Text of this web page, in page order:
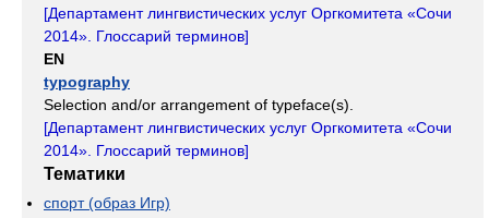
[Департамент лингвистических услуг Оргкомитета «Сочи
2014». Глоссарий терминов]
EN
typography
Selection and/or arrangement of typeface(s).
[Департамент лингвистических услуг Оргкомитета «Сочи
2014». Глоссарий терминов]
Тематики
спорт (образ Игр)